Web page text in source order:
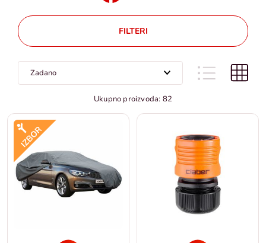
FILTERI
Ukupno proizvoda: 82